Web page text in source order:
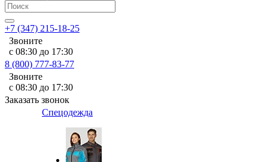
+7 (347) 215-18-25
Звоните
с 08:30 до 17:30
8 (800) 777-83-77
Звоните
с 08:30 до 17:30
Заказать звонок
Спецодежда